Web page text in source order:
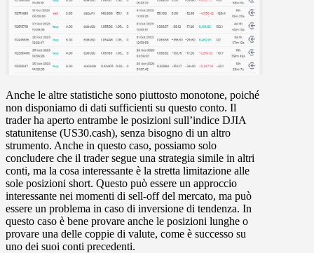
Anche le altre statistiche sono piuttosto monotone, poiché
non disponiamo di dati sufficienti su questo conto. Il
trader ha aperto entrambe le posizioni sull’indice DJIA
statunitense (US30.cash), senza bisogno di un altro
strumento. Anche in questo caso, possiamo solo
concludere che il trader segue una strategia simile in altri
conti, ma la cosa interessante è la stretta limitazione alle
sole posizioni short. Questo può essere un approccio
interessante nei momenti di sell-off del mercato, ma può
essere un problema in caso di inversione di tendenza. In
questo caso è bene provare anche le posizioni lunghe o
provare una delle coppie di valute, come è successo su
uno dei suoi conti precedenti.